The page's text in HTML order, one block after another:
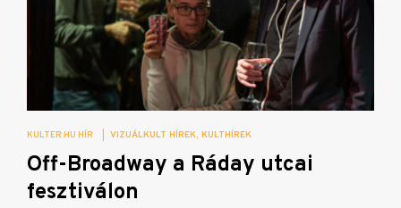
KULTER.HU HÍR VIZUÁLKULT HÍREK KULTHÍREK
Off-Broadway a Ráday utcai
fesztiválon